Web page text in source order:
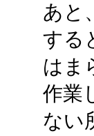
あと
する
はま
作業
ない